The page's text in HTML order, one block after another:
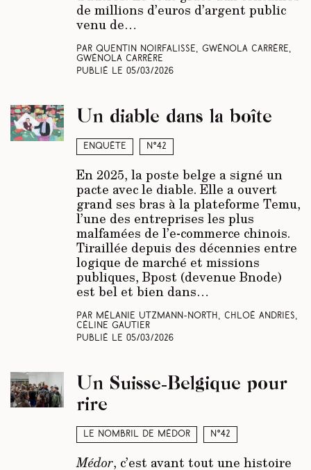
de millions d’euros d’argent public
venu de…
Par Quentin Noirfalisse, Gwénola Carrère,
Gwénola Carrère
Publié le 05/03/2026
Enquête N°42
Un diable dans la boîte
En 2025, la poste belge a signé un
pacte avec le diable. Elle a ouvert
grand ses bras à la plateforme Temu,
l’une des entreprises les plus
malfamées de l’e-commerce chinois.
Tiraillée depuis des décennies entre
logique de marché et missions
publiques, Bpost (devenue Bnode)
est bel et bien dans…
Par Mélanie Utzmann-North, Chloé Andries,
Céline Gautier
Publié le 05/03/2026
Le nombril de Médor N°42
Un Suisse-Belgique pour
rire
Médor, c’est avant tout une histoire